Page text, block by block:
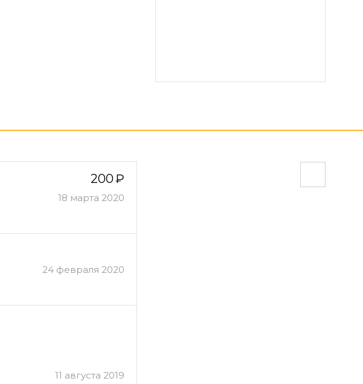
200
18 марта 2020
24 февраля 2020
11 августа 2019